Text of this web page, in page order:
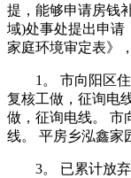
提，能够申请房钱
域)处事处提出申请
家庭环境审定表》
1。 市向阳区住
复核工做，征询电
做，征询电线。 市
线。 平房乡泓鑫家
3。 已累计放弃